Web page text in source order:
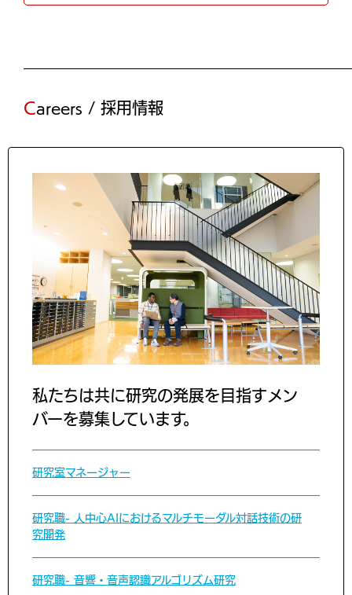
Careers / 採用情報
私たちは共に研究の発展を目指すメン
バーを募集しています。
研究室マネージャー
研究職- 人中心AIにおけるマルチモーダル対話技術の研
究開発
研究職- 音響・音声認識アルゴリズム研究